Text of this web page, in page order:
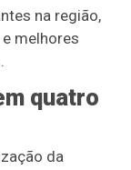
na região,
melhores
quatro
da